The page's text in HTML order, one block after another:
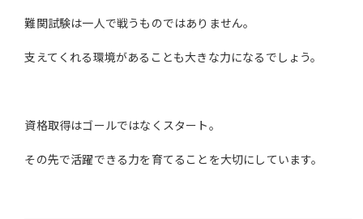
難関試験は一人で戦うものではありません。
支えてくれる環境があることも大きな力になるでしょう。
資格取得はゴールではなくスタート。
その先で活躍できる力を育てることを大切にしています。